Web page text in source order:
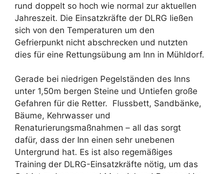
rund doppelt so hoch wie normal zur aktuellen
Jahreszeit. Die Einsatzkräfte der DLRG ließen
sich von den Temperaturen um den
Gefrierpunkt nicht abschrecken und nutzten
dies für eine Rettungsübung am Inn in Mühldorf.
Gerade bei niedrigen Pegelständen des Inns
unter 1,50m bergen Steine und Untiefen große
Gefahren für die Retter. Flussbett, Sandbänke,
Bäume, Kehrwasser und
Renaturierungsmaßnahmen – all das sorgt
dafür, dass der Inn einen sehr unebenen
Untergrund hat. Es ist also regemäßiges
Training der DLRG-Einsatzkräfte nötig, um das